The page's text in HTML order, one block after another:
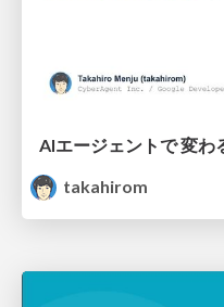
AIエージェントで 変
takahirom